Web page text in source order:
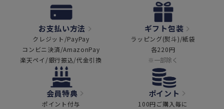
お支払い方法
クレジット/PayPay
コンビニ決済/AmazonPay
楽天ペイ/銀行振込/代金引換
ギフト包装
ラッピング(熨斗)/紙袋
各220円
※一部除く
会員特典
ポイント付与
ポイント
100円ご購入毎に